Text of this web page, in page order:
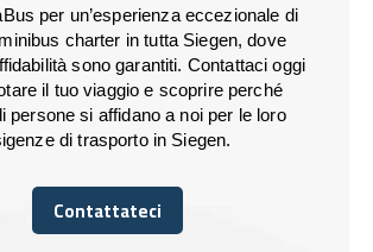
per un’esperienza eccezionale di
charter in tutta Siegen, dove
sono garantiti. Contattaci oggi
il tuo viaggio e scoprire perché
persone si affidano a noi per le loro
di trasporto in Siegen.
Contattateci
Contattateci